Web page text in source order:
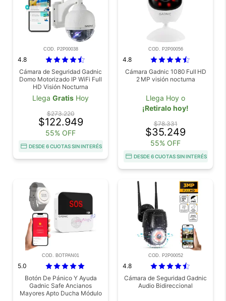
COD. P2P00038
4.8
Cámara de Seguridad Gadnic
Domo Motorizado IP WiFi Full
HD Visión Nocturna
Llega Gratis Hoy
$273.220
$122.949
55% OFF
DESDE 6 CUOTAS SIN INTERÉS
COD. P2P00056
4.8
Cámara Gadnic 1080 Full HD
2 MP visión nocturna
Llega Hoy o
¡Retiralo hoy!
$78.331
$35.249
55% OFF
DESDE 6 CUOTAS SIN INTERÉS
COD. BOTPAN01
5.0
Botón De Pánico Y Ayuda
Gadnic Safe Ancianos
Mayores Apto Ducha Módulo
COD. P2P00052
4.8
Cámara de Seguridad Gadnic
Audio Bidireccional